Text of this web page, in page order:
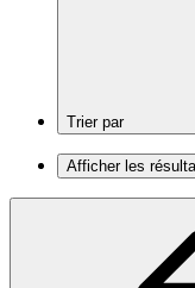
Trier par
Afficher les